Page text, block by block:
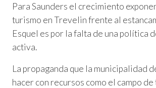
Para Saunders el crecimiento
turismo en Trevelin frente al
Esquel es por la falta de una política
activa.
La propaganda que la municipalidad
hacer con recursos como el campo